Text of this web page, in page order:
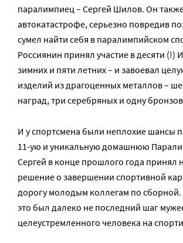
паралимпиец – Сергей Шилов. Он
автокатастрофе, серьезно повредив
сумел найти себя в паралимпийском
Россиянин принял участие в десяти (!)
зимних и пяти летних – и завоевал
изделий из драгоценных металлов –
наград, три серебряных и одну
И у спортсмена были неплохие шансы
11-ую и уникальную домашнюю
Сергей в конце прошлого года принял
решение о завершении спортивной
дорогу молодым коллегам по сборной.
это был далеко не последний шаг
целеустремленного человека на